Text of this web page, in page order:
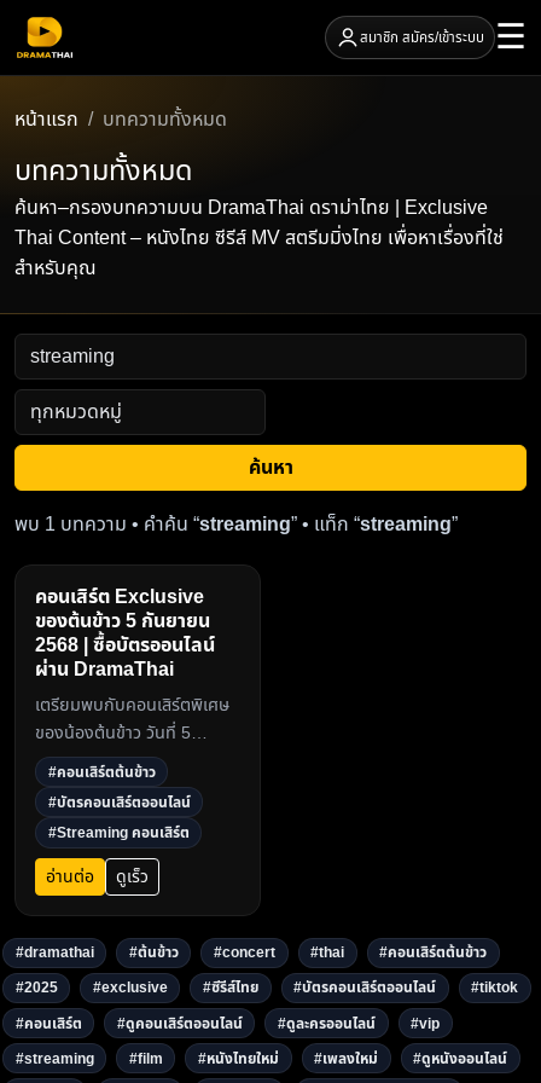
สมาชิก สมัคร/เข้าระบบ ☰
หน้าแรก บทความทั้งหมด
บทความทั้งหมด
ค้นหา–กรองบทความบน DramaThai ดราม่าไทย | Exclusive
Thai Content – หนังไทย ซีรีส์ MV สตรีมมิ่งไทย เพื่อหาเรื่องที่ใช่
สำหรับคุณ
ค้นหา
พบ 1 บทความ • คำค้น “streaming” • แท็ก “streaming”
คอนเสิร์ต Exclusive
ของต้นข้าว 5 กันยายน
2568 | ซื้อบัตรออนไลน์
ผ่าน DramaThai
เตรียมพบกับคอนเสิร์ตพิเศษ
ของน้องต้นข้าว วันที่ 5
กันยายน 2568 รับชมแบบ
Streaming ออนไลน์ ซื้อบัตร
ออนไลน์ได้ที่
DramaThai.com โปรโมชั่นรา
คาพิเศษเพียง 199 บาท ถึง
31 สิงหาคมนี้3
#คอนเสิร์ตต้นข้าว
#บัตรคอนเสิร์ตออนไลน์
#Streaming คอนเสิร์ต
อ่านต่อ ดูเร็ว
#dramathai #ต้นข้าว #concert #thai
#คอนเสิร์ตต้นข้าว
#2025
#exclusive #ซีรีส์ไทย #บัตรคอนเสิร์ตออนไลน์
#tiktok
#คอนเสิร์ต
#ดูคอนเสิร์ตออนไลน์ #ดูละครออนไลน์
#vip
#streaming
#film #หนังไทยใหม่ #เพลงใหม่
#ดูหนังออนไลน์